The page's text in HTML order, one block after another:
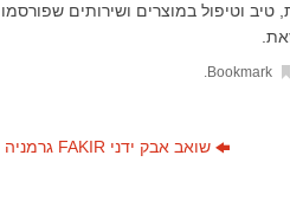
טיב וטיפול במוצרים ושירותים שפורסמו
Bookmark
שואב אבק ידני FAKIR גרמניה